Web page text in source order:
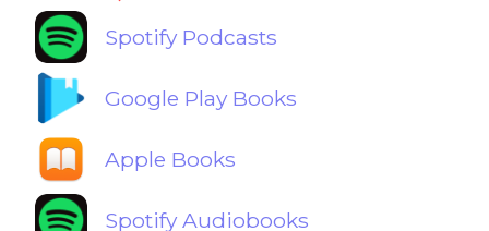
Spotify Podcasts
Google Play Books
Apple Books
Spotify Audiobooks